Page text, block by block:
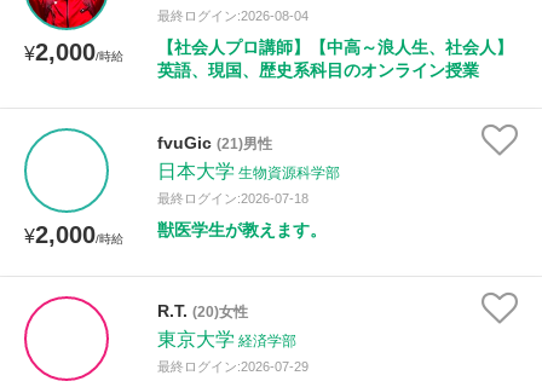
¥2,000/時給
最終ログイン:2026-08-04
【社会人プロ講師】【中高～浪人生、社会人】
英語、現国、歴史系科目のオンライン授業
¥2,000/時給
fvuGic (21)男性
日本大学 生物資源科学部
最終ログイン:2026-07-18
獣医学生が教えます。
R.T. (20)女性
東京大学 経済学部
最終ログイン:2026-07-29